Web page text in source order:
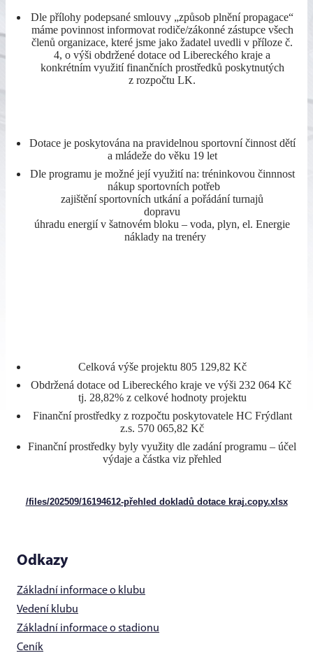
Dle přílohy podepsané smlouvy „způsob plnění propagace“
máme povinnost informovat rodiče/zákonné zástupce všech
členů organizace, které jsme jako žadatel uvedli v příloze č.
4, o výši obdržené dotace od Libereckého kraje a
konkrétním využití finančních prostředků poskytnutých
z rozpočtu LK.
Dotace je poskytována na pravidelnou sportovní činnost dětí
a mládeže do věku 19 let
Dle programu je možné její využití na: tréninkovou činnnost
nákup sportovních potřeb
zajištění sportovních utkání a pořádání turnajů
dopravu
úhradu energií v šatnovém bloku – voda, plyn, el. Energie
náklady na trenéry
Celková výše projektu 805 129,82 Kč
Obdržená dotace od Libereckého kraje ve výši 232 064 Kč
tj. 28,82% z celkové hodnoty projektu
Finanční prostředky z rozpočtu poskytovatele HC Frýdlant
z.s. 570 065,82 Kč
Finanční prostředky byly využity dle zadání programu – účel
výdaje a částka viz přehled
/files/202509/16194612-přehled dokladů dotace kraj.copy.xlsx
Odkazy
Základní informace o klubu
Vedení klubu
Základní informace o stadionu
Ceník